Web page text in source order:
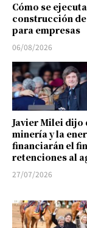
Cómo se
construcción
para empresas
06/08/2026
Javier Milei dijo
minería y la
financiarán el
retenciones al
27/07/2026